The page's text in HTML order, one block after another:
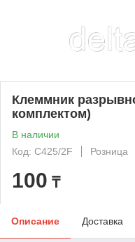
Клеммник
комплектом)
В наличии
Код: C425/2F
Розница
100 ₸
Описание Доставка